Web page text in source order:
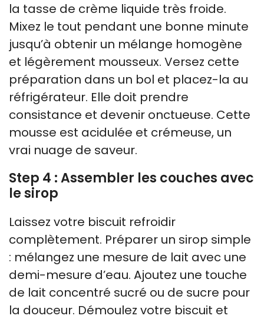
la tasse de crème liquide très froide.
Mixez le tout pendant une bonne minute
jusqu’à obtenir un mélange homogène
et légèrement mousseux. Versez cette
préparation dans un bol et placez-la au
réfrigérateur. Elle doit prendre
consistance et devenir onctueuse. Cette
mousse est acidulée et crémeuse, un
vrai nuage de saveur.
Step 4 : Assembler les couches avec
le sirop
Laissez votre biscuit refroidir
complètement. Préparer un sirop simple
: mélangez une mesure de lait avec une
demi-mesure d’eau. Ajoutez une touche
de lait concentré sucré ou de sucre pour
la douceur. Démoulez votre biscuit et